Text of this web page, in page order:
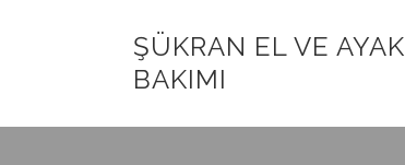
ŞÜKRAN EL VE AYAK
BAKIMI